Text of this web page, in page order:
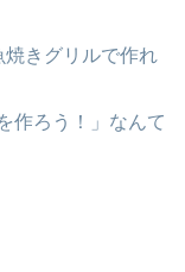
きグリルで作れ
作ろう！」なんて